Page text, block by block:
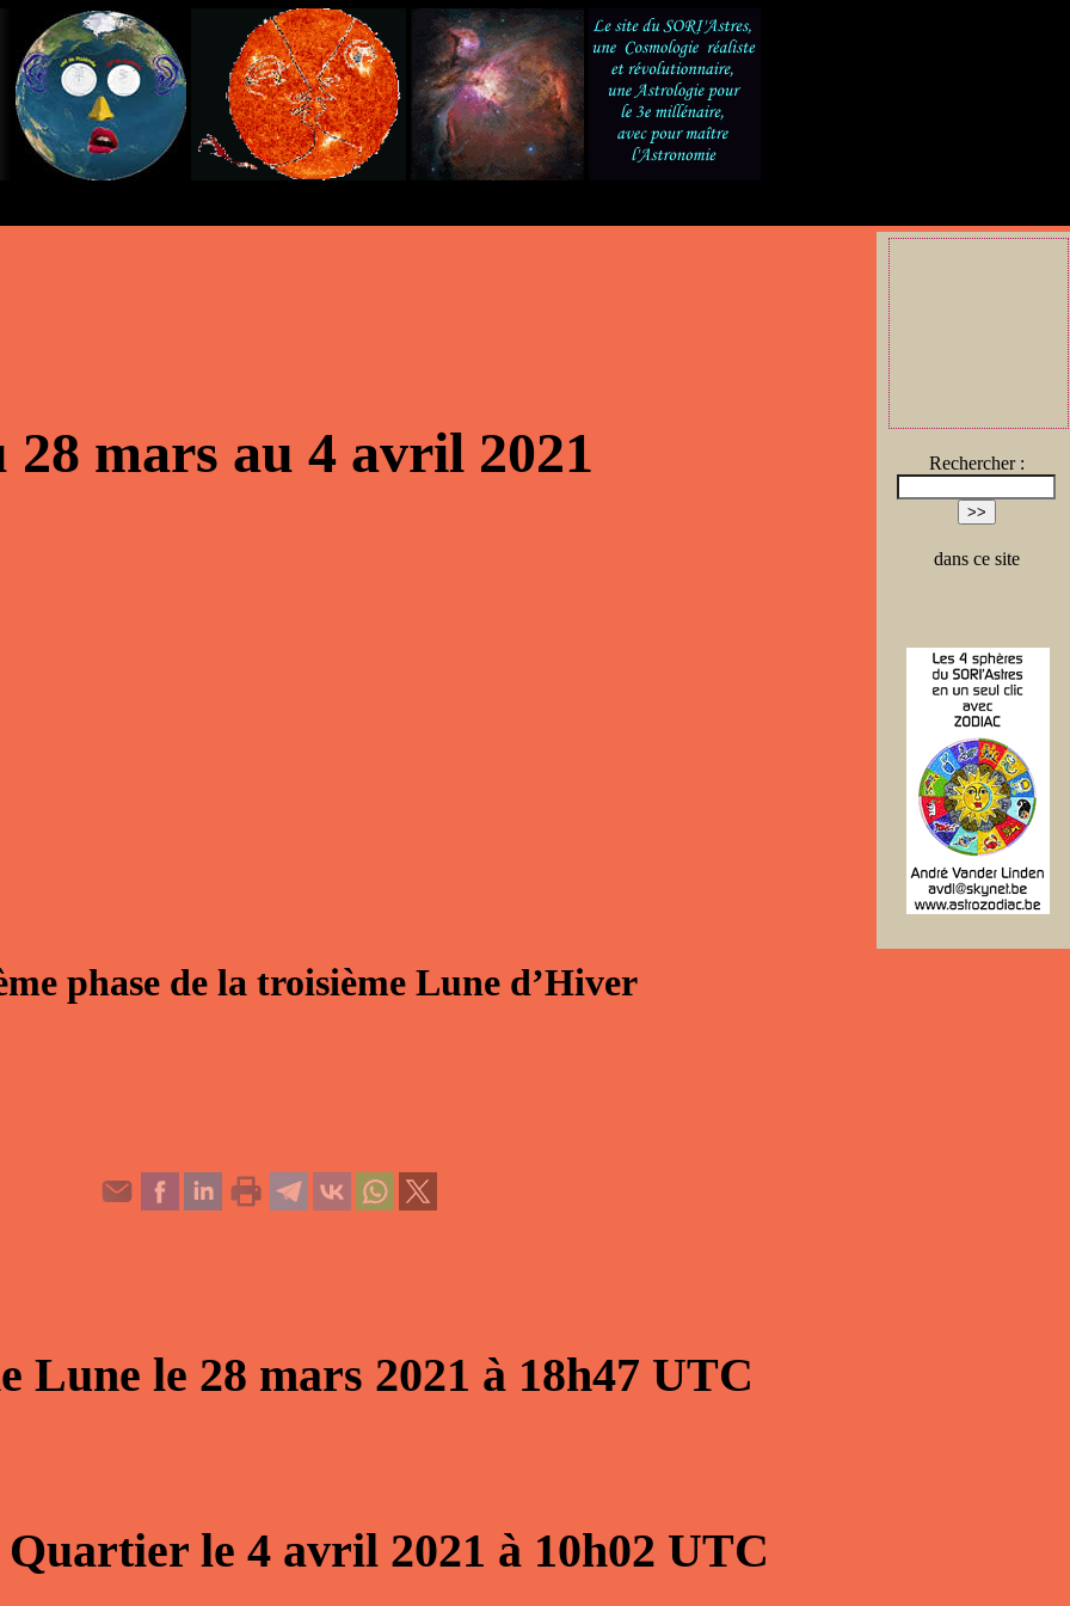
Rechercher :
dans ce site
28 mars au 4 avril 2021
phase de la troisième Lune d’Hiver
Lune le 28 mars 2021 à 18h47 UTC
le 4 avril 2021 à 10h02 UTC